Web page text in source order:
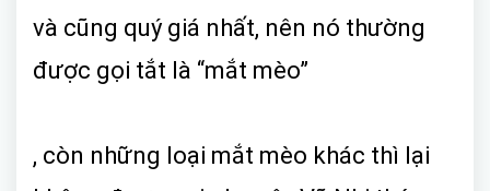
và cũng quý giá nhất, nên nó thường
được gọi tắt là “mắt mèo”
, còn những loại mắt mèo khác thì lại